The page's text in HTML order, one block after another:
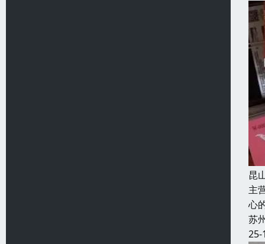
昆
主
心
苏
25-